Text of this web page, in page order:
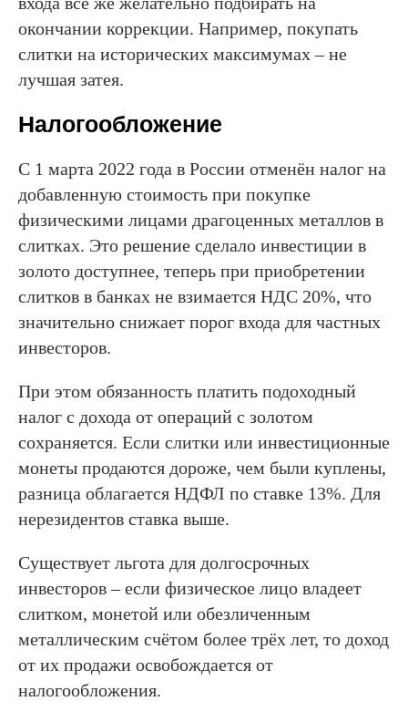
окончании коррекции. Например, покупать
слитки на исторических максимумах – не
лучшая затея.
Налогообложение
С 1 марта 2022 года в России отменён налог на
добавленную стоимость при покупке
физическими лицами драгоценных металлов в
слитках. Это решение сделало инвестиции в
золото доступнее, теперь при приобретении
слитков в банках не взимается НДС 20%, что
значительно снижает порог входа для частных
инвесторов.
При этом обязанность платить подоходный
налог с дохода от операций с золотом
сохраняется. Если слитки или инвестиционные
монеты продаются дороже, чем были куплены,
разница облагается НДФЛ по ставке 13%. Для
нерезидентов ставка выше.
Существует льгота для долгосрочных
инвесторов – если физическое лицо владеет
слитком, монетой или обезличенным
металлическим счётом более трёх лет, то доход
от их продажи освобождается от
налогообложения.